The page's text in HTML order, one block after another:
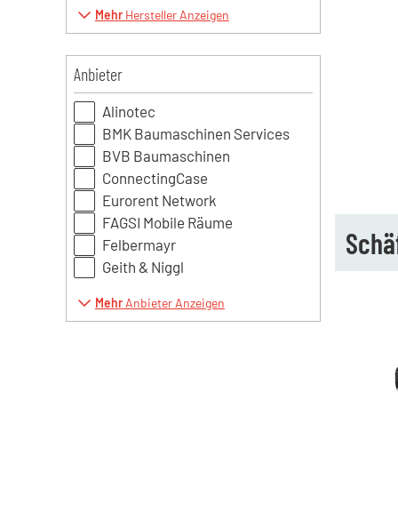
MehrHersteller Anzeigen
Anbieter
Alinotec
BMK Baumaschinen Services
BVB Baumaschinen
ConnectingCase
Eurorent Network
FAGSI Mobile Räume
Felbermayr
Geith & Niggl
MehrAnbieter Anzeigen